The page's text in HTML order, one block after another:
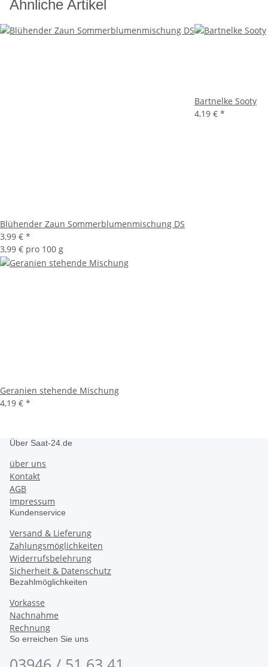
Ähnliche Artikel
Blühender Zaun Sommerblumenmischung DS
3,99 € *
3,99 € pro 100 g
Bartnelke Sooty
4,19 € *
Geranien stehende Mischung
4,19 € *
Über Saat-24.de
über uns
Kontakt
AGB
Impressum
Kundenservice
Versand & Lieferung
Zahlungsmöglichkeiten
Widerrufsbelehrung
Sicherheit & Datenschutz
Bezahlmöglichkeiten
Vorkasse
Nachnahme
Rechnung
So erreichen Sie uns